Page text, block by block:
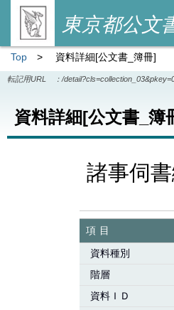
東京都公文
Top > 資料詳細[公文書_簿冊]
転記用URL ： /
資料詳細[公文書_簿
諸事伺
項目
資料種別
階層
資料ＩＤ